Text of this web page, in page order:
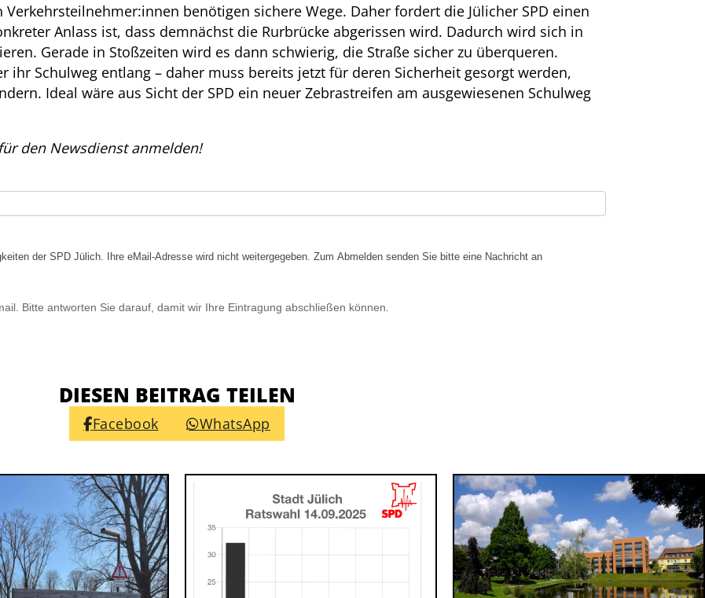
benötigen sichere Wege. Daher fordert die Jülicher SPD einen
Anlass ist, dass demnächst die Rurbrücke abgerissen wird. Dadurch wird sich in
Gerade in Stoßzeiten wird es dann schwierig, die Straße sicher zu überqueren.
ihr Schulweg entlang – daher muss bereits jetzt für deren Sicherheit gesorgt werden,
Ideal wäre aus Sicht der SPD ein neuer Zebrastreifen am ausgewiesenen Schulweg
den Newsdienst anmelden!
der SPD Jülich. Ihre eMail-Adresse wird nicht weitergegeben. Zum Abmelden senden Sie bitte eine Nachricht an
Bitte antworten Sie darauf, damit wir Ihre Eintragung abschließen können.
DIESEN BEITRAG TEILEN
Facebook WhatsApp